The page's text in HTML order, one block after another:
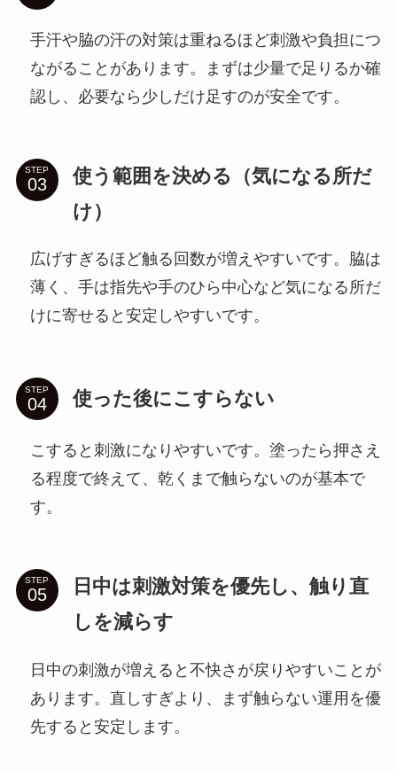
手汗や脇の汗の対策は重ねるほど刺激や負担につ
ながることがあります。まずは少量で足りるか確
認し、必要なら少しだけ足すのが安全です。
STEP
使う範囲を決める（気になる所だ
け）
広げすぎるほど触る回数が増えやすいです。脇は
薄く、手は指先や手のひら中心など気になる所だ
けに寄せると安定しやすいです。
STEP 使った後にこすらない
こすると刺激になりやすいです。塗ったら押さえ
る程度で終えて、乾くまで触らないのが基本で
す。
STEP
日中は刺激対策を優先し、触り直
しを減らす
日中の刺激が増えると不快さが戻りやすいことが
あります。直しすぎより、まず触らない運用を優
先すると安定します。